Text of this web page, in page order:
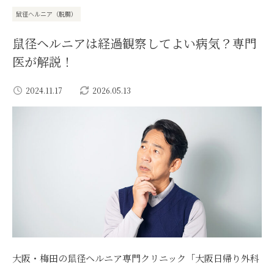
鼠径ヘルニア（脱腸）
鼠径ヘルニアは経過観察してよい病気？専門
医が解説！
2024.11.17 2026.05.13
大阪・梅田の鼠径ヘルニア専門クリニック「大阪日帰り外科